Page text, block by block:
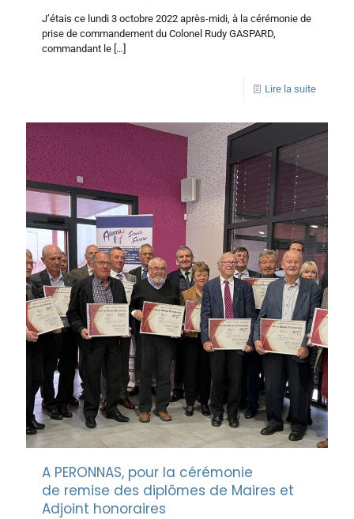
J’étais ce lundi 3 octobre 2022 après-midi, à la cérémonie de
prise de commandement du Colonel Rudy GASPARD,
commandant le […]
Lire la suite
A PERONNAS, pour la cérémonie
de remise des diplômes de Maires et
Adjoint honoraires